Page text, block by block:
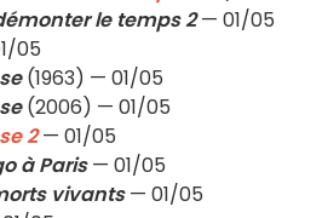
le temps 2— 01/05
05
(1963) — 01/05
(2006) — 01/05
2— 01/05
à Paris— 01/05
vivants— 01/05